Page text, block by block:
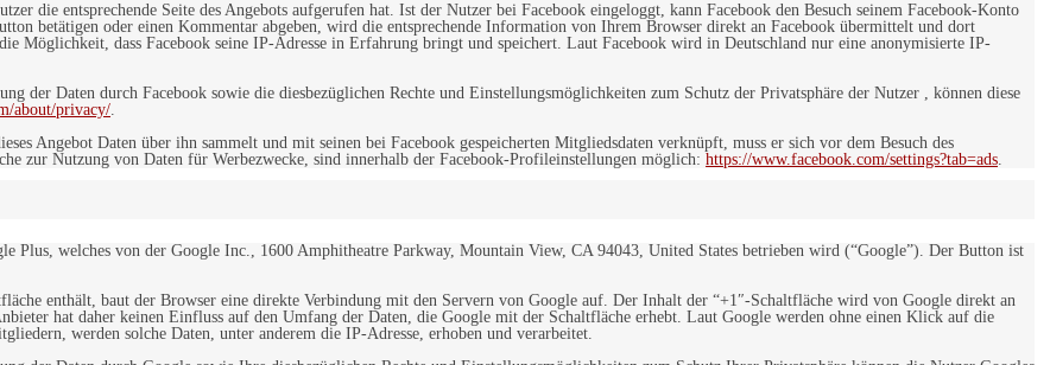
die entsprechende Seite des Angebots aufgerufen hat. Ist der Nutzer bei Facebook eingeloggt, kann Facebook den Besuch seinem Facebook-Konto
betätigen oder einen Kommentar abgeben, wird die entsprechende Information von Ihrem Browser direkt an Facebook übermittelt und dort
Möglichkeit, dass Facebook seine IP-Adresse in Erfahrung bringt und speichert. Laut Facebook wird in Deutschland nur eine anonymisierte IP-
der Daten durch Facebook sowie die diesbezüglichen Rechte und Einstellungsmöglichkeiten zum Schutz der Privatsphäre der Nutzer , können diese
about/privacy/.
Angebot Daten über ihn sammelt und mit seinen bei Facebook gespeicherten Mitgliedsdaten verknüpft, muss er sich vor dem Besuch des
zur Nutzung von Daten für Werbezwecke, sind innerhalb der Facebook-Profileinstellungen möglich: https://www.facebook.com/settings?tab=ads.
Plus, welches von der Google Inc., 1600 Amphitheatre Parkway, Mountain View, CA 94043, United States betrieben wird (“Google”). Der Button ist
enthält, baut der Browser eine direkte Verbindung mit den Servern von Google auf. Der Inhalt der “+1″-Schaltfläche wird von Google direkt an
hat daher keinen Einfluss auf den Umfang der Daten, die Google mit der Schaltfläche erhebt. Laut Google werden ohne einen Klick auf die
werden solche Daten, unter anderem die IP-Adresse, erhoben und verarbeitet.